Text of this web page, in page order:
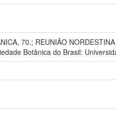
70.; REUNIÃO
Botânica do Brasil: